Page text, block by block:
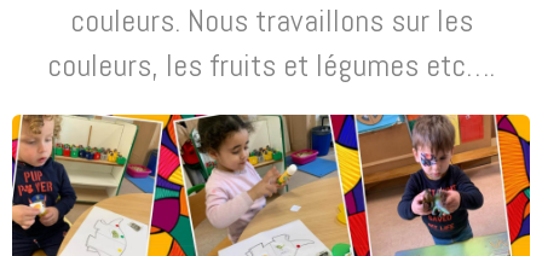
couleurs. Nous travaillons sur les
couleurs, les fruits et légumes etc….